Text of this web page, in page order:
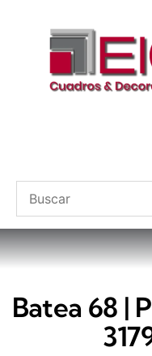
Batea 68 |